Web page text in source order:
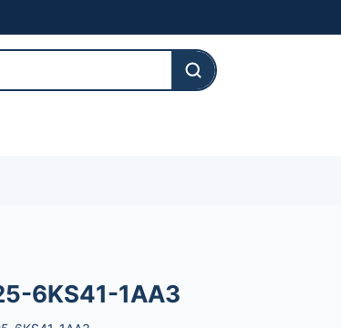
6KS41-1AA3